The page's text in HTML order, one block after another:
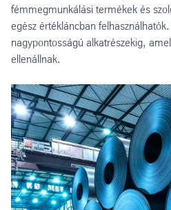
fémmegmunkálási termékek és
egész értékláncban
nagypontosságú alkatrészekig,
ellenállnak.